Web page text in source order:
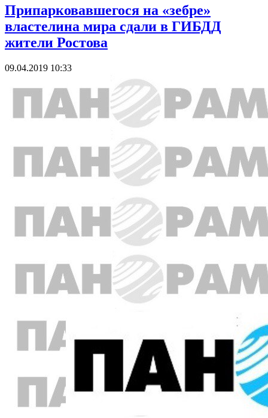
Припарковавшегося на «зебре»
властелина мира сдали в ГИБДД
жители Ростова
09.04.2019 10:33